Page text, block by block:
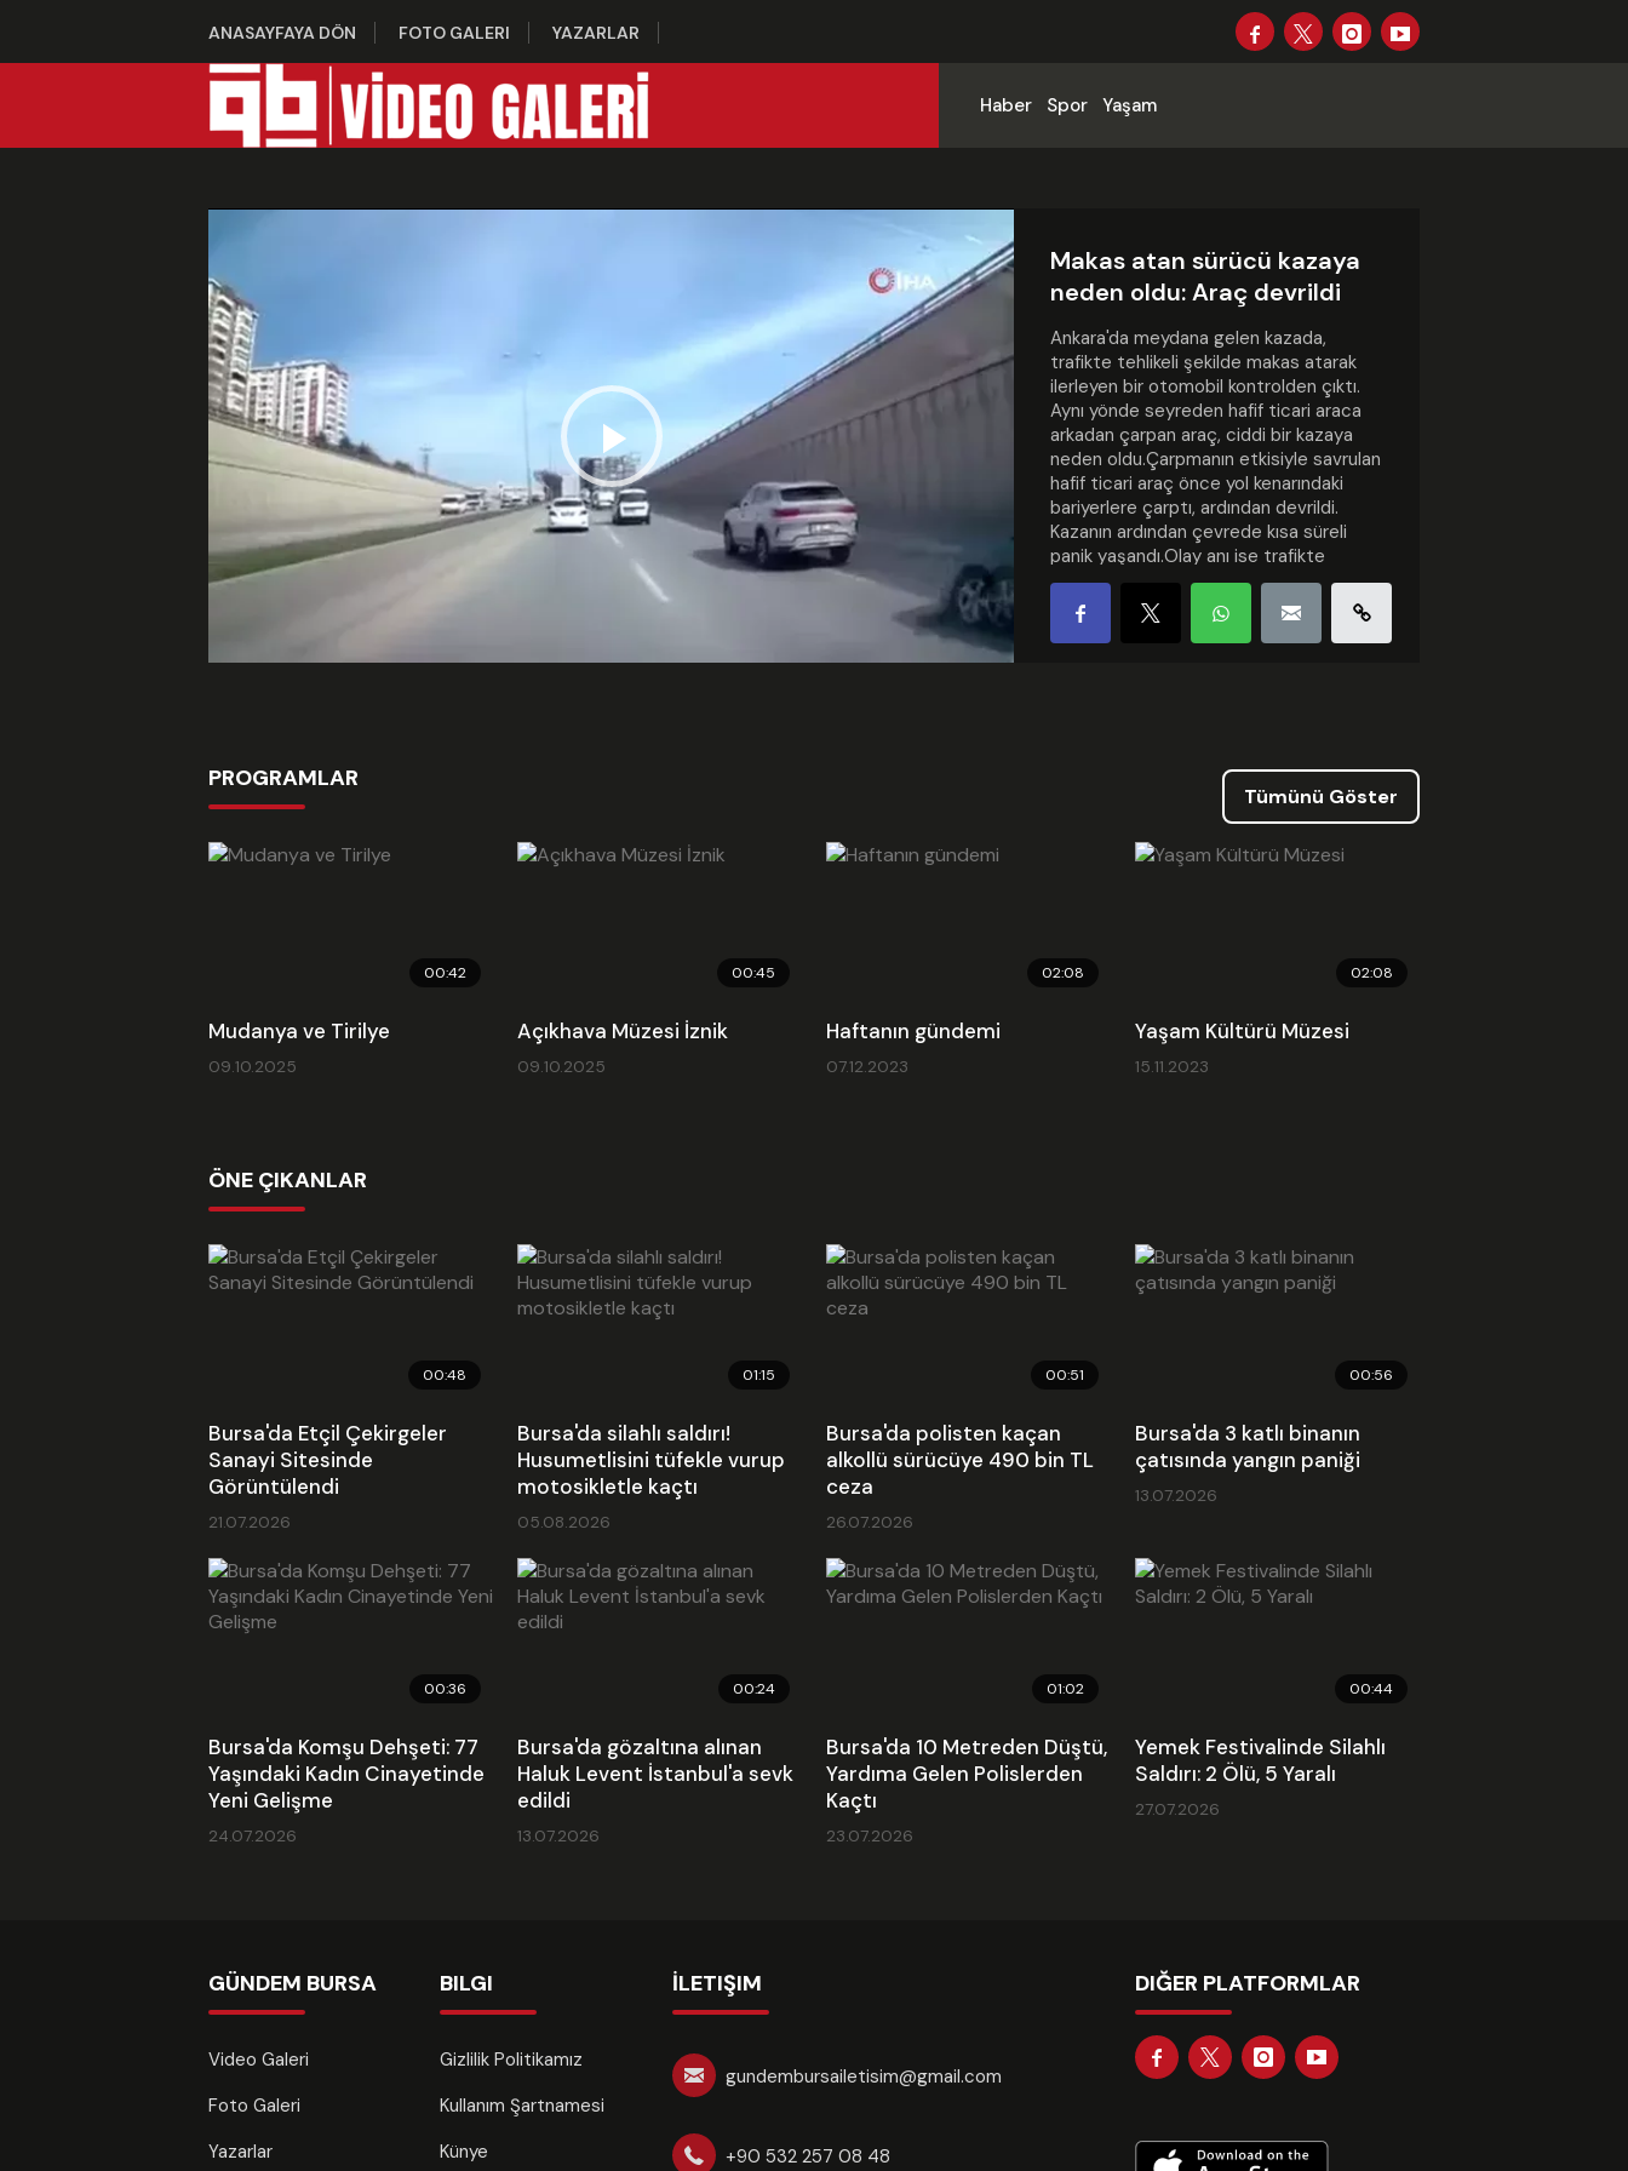
ANASAYFAYA DÖN FOTO GALERI YAZARLAR
Haber Spor Yaşam
Play
Video
Makas atan sürücü kazaya
neden oldu: Araç devrildi
Ankara'da meydana gelen kazada,
trafikte tehlikeli şekilde makas atarak
ilerleyen bir otomobil kontrolden çıktı.
Aynı yönde seyreden hafif ticari araca
arkadan çarpan araç, ciddi bir kazaya
neden oldu.Çarpmanın etkisiyle savrulan
hafif ticari araç önce yol kenarındaki
bariyerlere çarptı, ardından devrildi.
Kazanın ardından çevrede kısa süreli
panik yaşandı.Olay anı ise trafikte
ilerleyen başka bir aracın kamerasına
saniye saniye yansıdı. Görüntülerde
otomobilin hızlı şekilde şerit
Eklenme: 2026.04.15 09:05
Son Güncellenme: 2026.04.15 09:05
Embed Kodu
PROGRAMLAR
Tümünü Göster
00:42
Mudanya ve Tirilye
09.10.2025
00:45
Açıkhava Müzesi İznik
09.10.2025
02:08
Haftanın gündemi
07.12.2023
02:08
Yaşam Kültürü Müzesi
15.11.2023
ÖNE ÇIKANLAR
00:48
Bursa'da Etçil Çekirgeler
Sanayi Sitesinde
Görüntülendi
21.07.2026
01:15
Bursa'da silahlı saldırı!
Husumetlisini tüfekle vurup
motosikletle kaçtı
05.08.2026
00:51
Bursa'da polisten kaçan
alkollü sürücüye 490 bin TL
ceza
26.07.2026
00:56
Bursa'da 3 katlı binanın
çatısında yangın paniği
13.07.2026
00:36
Bursa'da Komşu Dehşeti: 77
Yaşındaki Kadın Cinayetinde
Yeni Gelişme
24.07.2026
00:24
Bursa'da gözaltına alınan
Haluk Levent İstanbul'a sevk
edildi
13.07.2026
01:02
Bursa'da 10 Metreden Düştü,
Yardıma Gelen Polislerden
Kaçtı
23.07.2026
00:44
Yemek Festivalinde Silahlı
Saldırı: 2 Ölü, 5 Yaralı
27.07.2026
GÜNDEM BURSA
Video Galeri
Foto Galeri
Yazarlar
BILGI
Gizlilik Politikamız
Kullanım Şartnamesi
Künye
İLETIŞIM
gundembursailetisim@gmail.com
+90 532 257 08 48
DIĞER PLATFORMLAR